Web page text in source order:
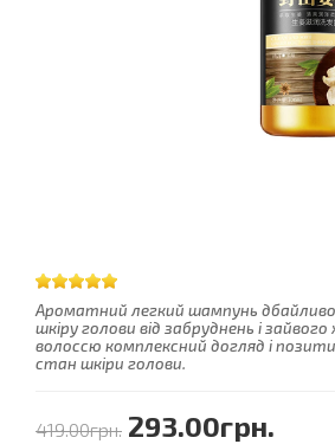
Ароматний легкий шампунь
шкіру голови від забруднень і
волоссю комплексний догляд і
стан шкіри голови.
419.00грн. 293.00грн.